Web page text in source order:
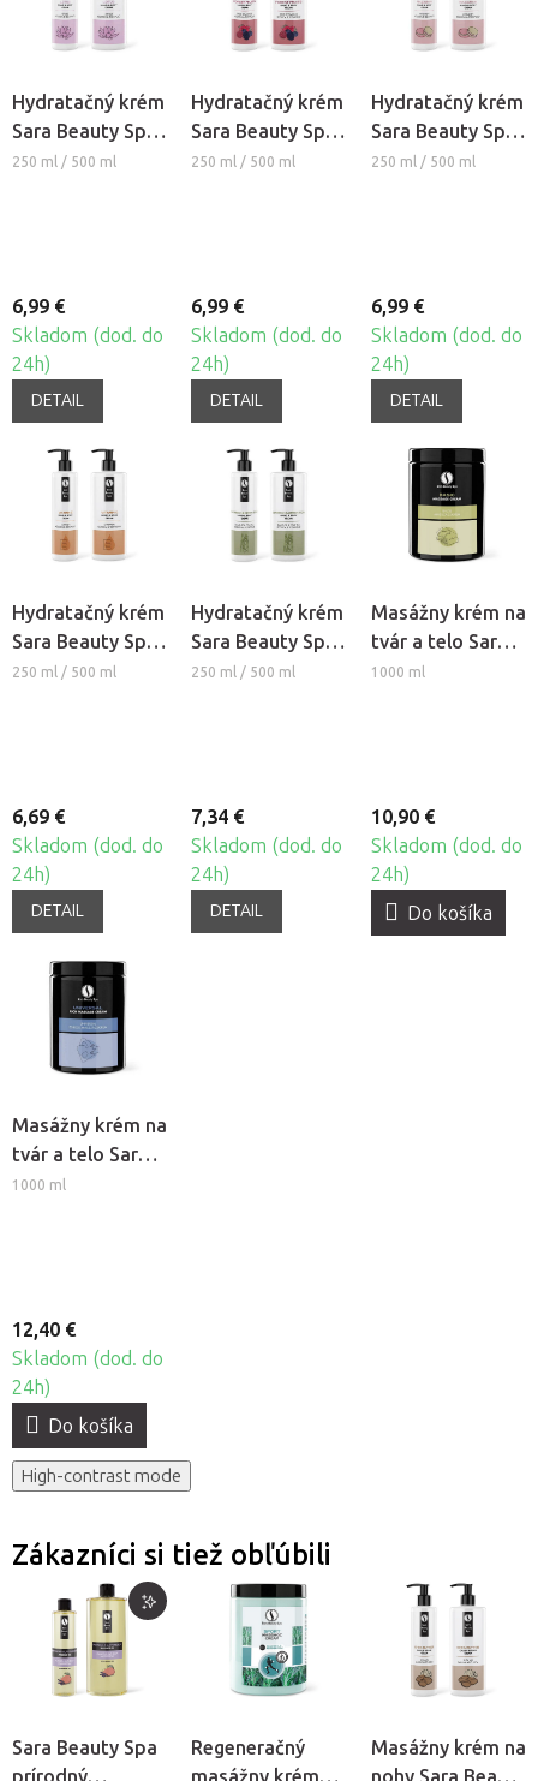
Hydratačný krém
Sara Beauty Spa
- Lotos a Lekno
250 ml / 500 ml
6,99 €
Skladom (dod. do
24h)
DETAIL
Hydratačný krém
Sara Beauty Spa
- Lesné ovocie
250 ml / 500 ml
6,99 €
Skladom (dod. do
24h)
DETAIL
Hydratačný krém
Sara Beauty Spa
- Macaron
250 ml / 500 ml
6,99 €
Skladom (dod. do
24h)
DETAIL
Hydratačný krém
Sara Beauty Spa
- Vitamín E
250 ml / 500 ml
6,69 €
Skladom (dod. do
24h)
DETAIL
Hydratačný krém
Sara Beauty Spa
- Bambus &
250 ml / 500 ml
7,34 €
Skladom (dod. do
24h)
DETAIL
Masážny krém na
tvár a telo Sara
Beauty Spa -
1000 ml
10,90 €
Skladom (dod. do
24h)
Do košíka
Masážny krém na
tvár a telo Sara
Beauty Spa -
1000 ml
12,40 €
Skladom (dod. do
24h)
Do košíka
High-contrast mode
Zákazníci si tiež obľúbili
Sara Beauty Spa
Regeneračný
Masážny krém na